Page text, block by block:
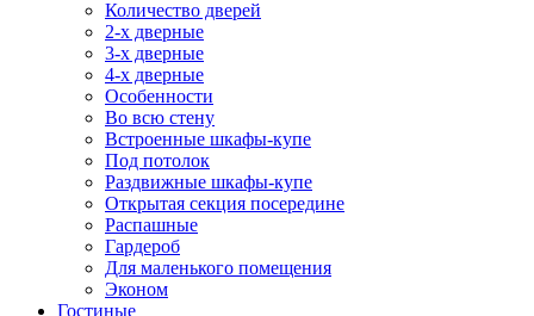
Количество дверей
2-х дверные
3-х дверные
4-х дверные
Особенности
Во всю стену
Встроенные шкафы-купе
Под потолок
Раздвижные шкафы-купе
Открытая секция посередине
Распашные
Гардероб
Для маленького помещения
Эконом
Гостиные